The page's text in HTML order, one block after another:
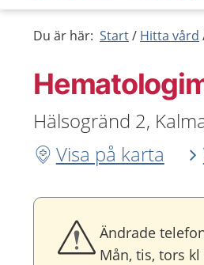
Du är här: Start Hitta vård
Hälsogränd 2,
Visa på karta
Ändrade
Mån, tis, tors kl